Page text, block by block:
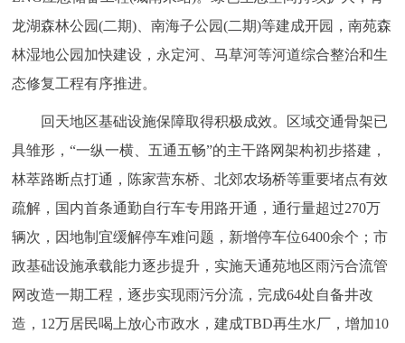
龙湖森林公园(二期)、南海子公园(二期)等建成开园，南苑森
林湿地公园加快建设，永定河、马草河等河道综合整治和生
态修复工程有序推进。
回天地区基础设施保障取得积极成效。区域交通骨架已
具雏形，“一纵一横、五通五畅”的主干路网架构初步搭建，
林萃路断点打通，陈家营东桥、北郊农场桥等重要堵点有效
疏解，国内首条通勤自行车专用路开通，通行量超过270万
辆次，因地制宜缓解停车难问题，新增停车位6400余个；市
政基础设施承载能力逐步提升，实施天通苑地区雨污合流管
网改造一期工程，逐步实现雨污分流，完成64处自备井改
造，12万居民喝上放心市政水，建成TBD再生水厂，增加10